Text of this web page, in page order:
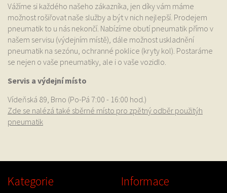
Vážíme si každého našeho zákazníka, jen díky vám máme
možnost rošiřovat naše služby a být v nich nejlepší. Prodejem
pneumatik to u nás nekončí. Nabízíme obutí pneumatik přímo v
našem servisu (výdejním místě), dále možnost uskladnění
pneumatik na sezónu, ochranné poklice (kryty kol). Postaráme
se nejen o vaše pneumatiky, ale i o vaše vozidlo.
Servis a výdejní místo
Vídeňská 89, Brno (Po-Pá 7:00 - 16:00 hod.)
Zde se nalézá také sběrné místo pro zpětný odběr použitýh
pneumatik
Kategorie Informace